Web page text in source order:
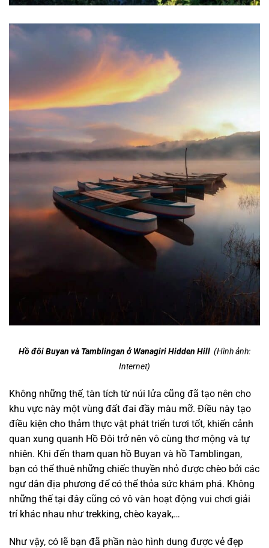
Hồ đôiBuyan và Tamblingan ở Wanagiri Hidden Hill (Hình ảnh:
Internet)
Không những thế, tàn tích từ núi lửa cũng đã tạo nên cho
khu vực này một vùng đất đai đầy màu mỡ. Điều này tạo
điều kiện cho thảm thực vật phát triển tươi tốt, khiến cảnh
quan xung quanh Hồ Đôi trở nên vô cùng thơ mộng và tự
nhiên. Khi đến tham quan hồ Buyan và hồ Tamblingan,
bạn có thể thuê những chiếc thuyền nhỏ được chèo bởi các
ngư dân địa phương để có thể thỏa sức khám phá. Không
những thế tại đây cũng có vô vàn hoạt động vui chơi giải
trí khác nhau như trekking, chèo kayak,…
Như vậy, có lẽ bạn đã phần nào hình dung được vẻ đẹp